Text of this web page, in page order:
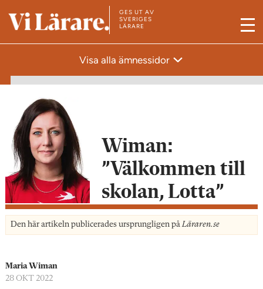
T
s
i
d
a
GES UT AV
SVERIGES
LÄRARE
M
Visa alla ämnessidor
Wiman:
”Välkommen till
skolan, Lotta”
Den här artikeln publicerades ursprungligen påLäraren.se
Maria Wiman
28 OKT 2022